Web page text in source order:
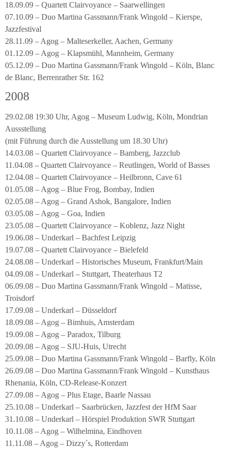
18.09.09 – Quartett Clairvoyance – Saarwellingen
07.10.09 – Duo Martina Gassmann/Frank Wingold – Kierspe,
Jazzfestival
28.11.09 – Agog – Malteserkeller, Aachen, Germany
01.12.09 – Agog – Klapsmühl, Mannheim, Germany
05.12.09 – Duo Martina Gassmann/Frank Wingold – Köln, Blanc
de Blanc, Berrenrather Str. 162
2008
29.02.08 19:30 Uhr, Agog – Museum Ludwig, Köln, Mondrian
Aussstellung
(mit Führung durch die Ausstellung um 18.30 Uhr)
14.03.08 – Quartett Clairvoyance – Bamberg, Jazzclub
11.04.08 – Quartett Clairvoyance – Reutlingen, World of Basses
12.04.08 – Quartett Clairvoyance – Heilbronn, Cave 61
01.05.08 – Agog – Blue Frog, Bombay, Indien
02.05.08 – Agog – Grand Ashok, Bangalore, Indien
03.05.08 – Agog – Goa, Indien
23.05.08 – Quartett Clairvoyance – Koblenz, Jazz Night
19.06.08 – Underkarl – Bachfest Leipzig
19.07.08 – Quartett Clairvoyance – Bielefeld
24.08.08 – Underkarl – Historisches Museum, Frankfurt/Main
04.09.08 – Underkarl – Stuttgart, Theaterhaus T2
06.09.08 – Duo Martina Gassmann/Frank Wingold – Matisse,
Troisdorf
17.09.08 – Underkarl – Düsseldorf
18.09.08 – Agog – Bimhuis, Amsterdam
19.09.08 – Agog – Paradox, Tilburg
20.09.08 – Agog – SJU-Huis, Utrecht
25.09.08 – Duo Martina Gassmann/Frank Wingold – Barfly, Köln
26.09.08 – Duo Martina Gassmann/Frank Wingold – Kunsthaus
Rhenania, Köln, CD-Release-Konzert
27.09.08 – Agog – Plus Etage, Baarle Nassau
25.10.08 – Underkarl – Saarbrücken, Jazzfest der HfM Saar
31.10.08 – Underkarl – Hörspiel Produktion SWR Stuttgart
10.11.08 – Agog – Wilhelmina, Eindhoven
11.11.08 – Agog – Dizzy´s, Rotterdam